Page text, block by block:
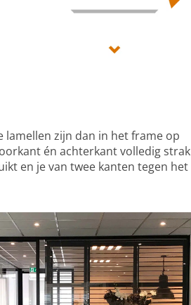
lamellen zijn dan in het frame op
én achterkant volledig strak
en je van twee kanten tegen het